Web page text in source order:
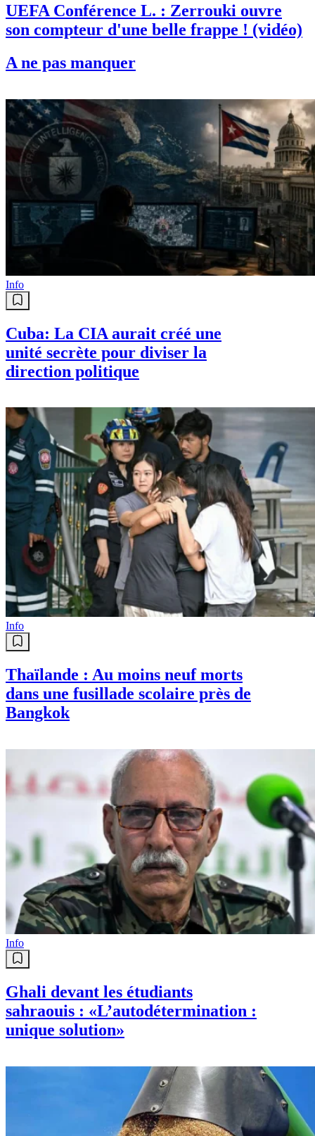
UEFA Conférence L. : Zerrouki ouvre
son compteur d'une belle frappe ! (vidéo)
A ne pas manquer
Info
Cuba: La CIA aurait créé une
unité secrète pour diviser la
direction politique
Info
Thaïlande : Au moins neuf morts
dans une fusillade scolaire près de
Bangkok
Info
Ghali devant les étudiants
sahraouis : «L’autodétermination :
unique solution»